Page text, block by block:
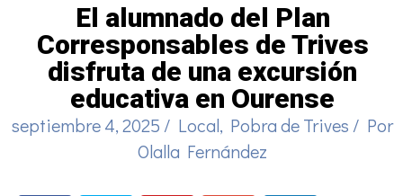
El alumnado del Plan
Corresponsables de Trives
disfruta de una excursión
educativa en Ourense
septiembre 4, 2025 / Local, Pobra de Trives / Por
Olalla Fernández